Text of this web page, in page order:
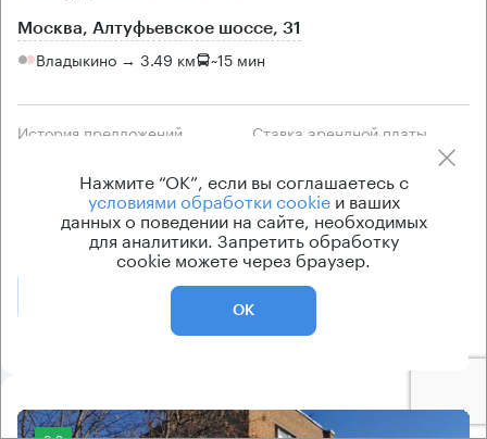
Москва, Алтуфьевское шоссе, 31
Владыкино → 3.49 км ~15 мин
История предложений Ставка арендной платы
Класс офисов Тип здания
Офисное здание
Получить презентацию
Нажмите “ОК”, если вы соглашаетесь с
условиями обработки cookieи ваших
данных о поведении на сайте, необходимых
для аналитики. Запретить обработку
cookie можете через браузер.
ОК